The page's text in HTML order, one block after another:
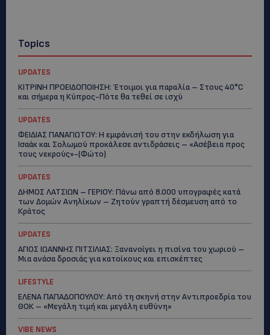
Topics
UPDATES
ΚΙΤΡΙΝΗ ΠΡΟΕΙΔΟΠΟΙΗΣΗ: Έτοιμοι για παραλία – Στους 40°C
και σήμερα η Κύπρος-Πότε θα τεθεί σε ισχύ
UPDATES
ΦΕΙΔΙΑΣ ΠΑΝΑΓΙΩΤΟΥ: Η εμφάνισή του στην εκδήλωση για
Ισαάκ και Σολωμού προκάλεσε αντιδράσεις – «Ασέβεια προς
τους νεκρούς»-(Φώτο)
UPDATES
ΔΗΜΟΣ ΛΑΤΣΙΩΝ – ΓΕΡΙΟΥ: Πάνω από 8.000 υπογραφές κατά
των Δομών Ανηλίκων – Ζητούν γραπτή δέσμευση από το
Κράτος
UPDATES
ΑΓΙΟΣ ΙΩΑΝΝΗΣ ΠΙΤΣΙΛΙΑΣ: Ξανανοίγει η πισίνα του χωριού –
Μια ανάσα δροσιάς για κατοίκους και επισκέπτες
LIFESTYLE
ΕΛΕΝΑ ΠΑΠΑΔΟΠΟΥΛΟΥ: Από τη σκηνή στην Αντιπροεδρία του
ΘΟΚ – «Μεγάλη τιμή και μεγάλη ευθύνη»
VIBE NEWS